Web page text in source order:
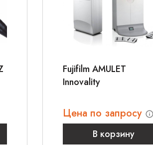
Fujifilm AMULET
Innovality
Цена по запросу
В корзину